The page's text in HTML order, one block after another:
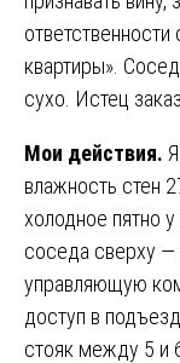
квартиры».
сухо. Истец
Мои действия.
влажность стен
холодное пятно
соседа сверху —
управляющую
доступ в
стояк между 5 и